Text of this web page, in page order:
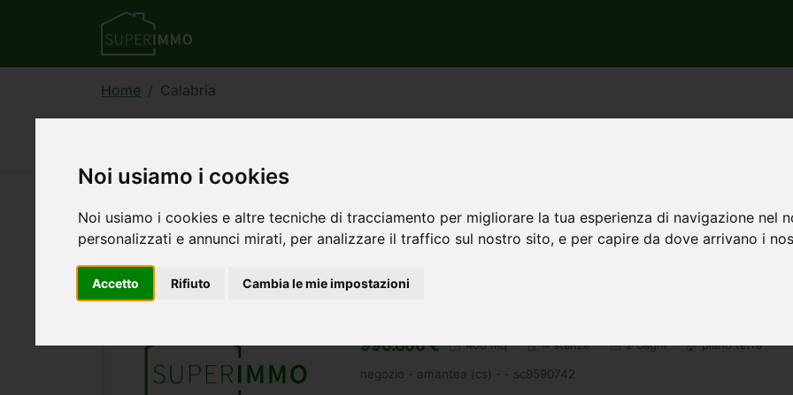
Noi usiamo i cookies
Noi usiamo i cookies e altre tecniche di tracciamento per migliorare la tua esperienza di navigazione nel
personalizzati e annunci mirati, per analizzare il traffico sul nostro sito, e per capire da dove arrivano i
Accetto Rifiuto Cambia le mie impostazioni
Home Calabria
1868annunci — 61–90 visualizzati Automatico
Commerciale/Industriale negozio in vendita a
990.000 € 468 mq 4 stanze 2 bagni piano terra
negozio - amantea (cs) - - sc9590742